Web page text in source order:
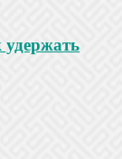
удержать